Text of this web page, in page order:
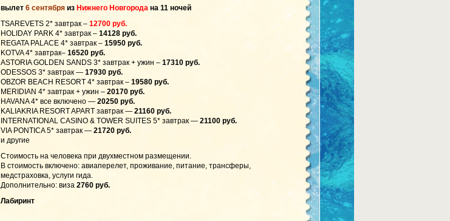
вылет 6 сентября из Нижнего Новгорода на 11 ночей
TSAREVETS 2* завтрак – 12700 руб.
HOLIDAY PARK 4* завтрак – 14128 руб.
REGATA PALACE 4* завтрак – 15950 руб.
KOTVA 4* завтрак– 16520 руб.
ASTORIA GOLDEN SANDS 3* завтрак + ужин – 17310 руб.
ODESSOS 3* завтрак — 17930 руб.
OBZOR BEACH RESORT 4* завтрак – 19580 руб.
MERIDIAN 4* завтрак + ужин – 20170 руб.
HAVANA 4* все включено — 20250 руб.
KALIAKRIA RESORT APART завтрак — 21160 руб.
INTERNATIONAL CASINO & TOWER SUITES 5* завтрак — 21100 руб.
VIA PONTICA 5* завтрак — 21720 руб.
и другие
Стоимость на человека при двухместном размещении.
В стоимость включено: авиаперелет, проживание, питание, трансферы,
медстраховка, услуги гида.
Дополнительно: виза 2760 руб.
Лабиринт